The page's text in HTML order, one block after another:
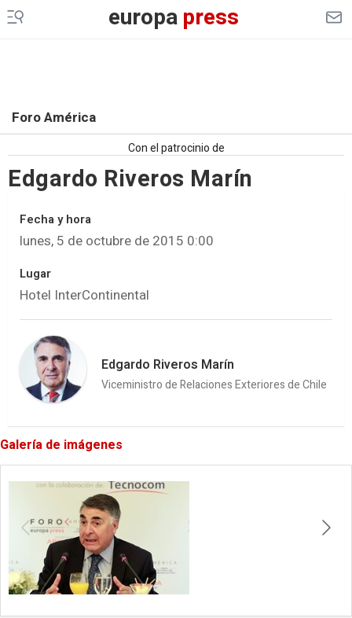
europapress
Foro América
Con el patrocinio de
Edgardo Riveros Marín
Fecha y hora
lunes, 5 de octubre de 2015 0:00
Lugar
Hotel InterContinental
Edgardo Riveros Marín
Viceministro de Relaciones Exteriores de Chile
Galería de imágenes